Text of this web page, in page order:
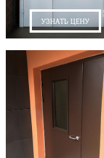
УЗНАТЬ ЦЕНУ